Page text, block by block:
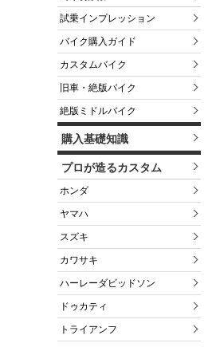
試乗インプレッション
バイク購入ガイド
カスタムバイク
旧車・絶版バイク
絶版ミドルバイク
購入基礎知識
プロが造るカスタム
ホンダ
ヤマハ
スズキ
カワサキ
ハーレーダビッドソン
ドゥカティ
トライアンフ